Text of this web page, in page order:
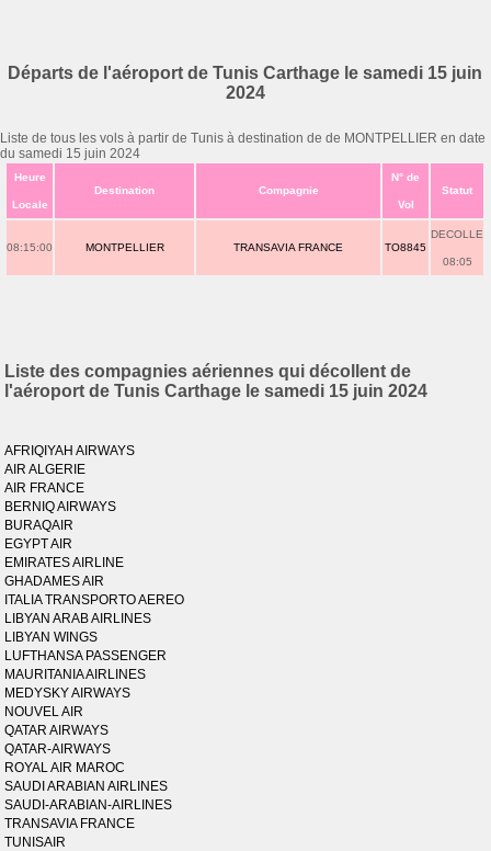
Départs de l'aéroport de Tunis Carthage le samedi 15 juin
2024
Liste de tous les vols à partir de Tunis à destination de de MONTPELLIER en date
du samedi 15 juin 2024
Heure
Locale
Destination Compagnie
N° de
Vol
Statut
08:15:00 MONTPELLIER TRANSAVIA FRANCE TO8845
DECOLLE
08:05
Liste des compagnies aériennes qui décollent de
l'aéroport de Tunis Carthage le samedi 15 juin 2024
AFRIQIYAH AIRWAYS
AIR ALGERIE
AIR FRANCE
BERNIQ AIRWAYS
BURAQAIR
EGYPT AIR
EMIRATES AIRLINE
GHADAMES AIR
ITALIA TRANSPORTO AEREO
LIBYAN ARAB AIRLINES
LIBYAN WINGS
LUFTHANSA PASSENGER
MAURITANIA AIRLINES
MEDYSKY AIRWAYS
NOUVEL AIR
QATAR AIRWAYS
QATAR-AIRWAYS
ROYAL AIR MAROC
SAUDI ARABIAN AIRLINES
SAUDI-ARABIAN-AIRLINES
TRANSAVIA FRANCE
TUNISAIR